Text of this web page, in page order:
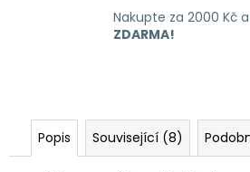
Nakupte za 2000 Kč
ZDARMA!
Popis Související (8)